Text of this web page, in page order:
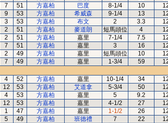
7 51 方嘉柏 巴度 8-1/4 10
9 53 方嘉柏 希威森 9-1/4 13
3 53 方嘉柏 布文 2 3.3
2 51 方嘉柏 麥道朗 短馬頭位 4
2 51 方嘉柏 嘉里 7-1/4 7.5
7 51 方嘉柏 嘉里 3 16
2 49 方嘉柏 嘉里 短馬頭位 10
7 49 方嘉柏 嘉里 1-3/4 59
4 52 方嘉柏 嘉里 10-1/4 34
12 53 方嘉柏 艾道拿 5-3/4 50
4 53 方嘉柏 嘉里 5 9.2
12 53 方嘉柏 嘉里 4-1/2 27
1 47 方嘉柏 嘉里 1-1/2 26
5 49 方嘉柏 班德禮 7 22